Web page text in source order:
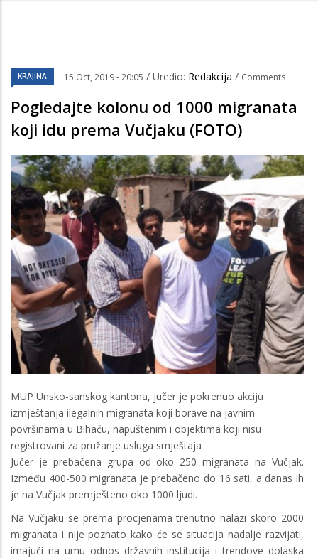
KRAJINA 15 Oct, 2019 - 20:05 / Uredio: Redakcija / Comments
Pogledajte kolonu od 1000 migranata
koji idu prema Vučjaku (FOTO)
MUP Unsko-sanskog kantona, jučer je pokrenuo akciju
izmještanja ilegalnih migranata koji borave na javnim
površinama u Bihaću, napuštenim i objektima koji nisu
registrovani za pružanje usluga smještaja
Jučer je prebačena grupa od oko 250 migranata na Vučjak.
Između 400-500 migranata je prebačeno do 16 sati, a danas ih
je na Vučjak premješteno oko 1000 ljudi.
Na Vučjaku se prema procjenama trenutno nalazi skoro 2000
migranata i nije poznato kako će se situacija nadalje razvijati,
imajući na umu odnos državnih institucija i trendove dolaska